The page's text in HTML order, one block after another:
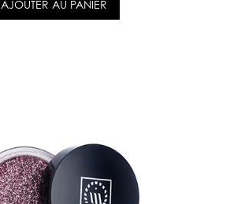
AJOUTER AU PANIER